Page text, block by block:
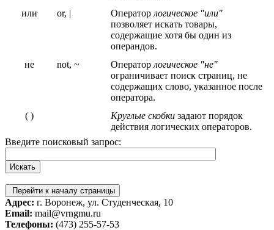
или
or, | Оператор логическое "или"
позволяет искать товары,
содержащие хотя бы один из
операндов.
не
not, ~ Оператор логическое "не"
ограничивает поиск страниц, не
содержащих слово, указанное после
оператора.
( )
Круглые скобки задают порядок
действия логических операторов.
Введите поисковый запрос:
Перейти к началу страницы
Адрес: г. Воронеж, ул. Студенческая, 10
Email: mail@vrngmu.ru
Телефоны: (473) 255-57-53